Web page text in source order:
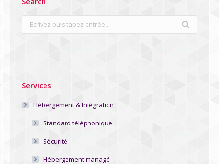
Search:
Services
Hébergement & Intégration
Standard téléphonique
Sécurité
Hébergement managé